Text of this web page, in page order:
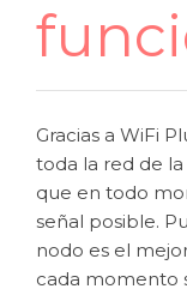
Gracias a WiFi
toda la red de
que en todo
señal posible.
nodo es el
cada momento